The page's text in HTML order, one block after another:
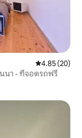
คะแนนเฉลี่ย
4.85 (20)
นา - ที่จอดรถฟรี